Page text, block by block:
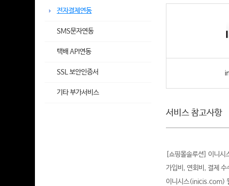
전자결제연동
SMS문자연동
택배 API연동
SSL 보안인증서
기타 부가서비스
서비스 참고사항
[쇼핑몰솔루션] 이니시
가입비, 연회비, 결제 수
이니시스(inicis.com)